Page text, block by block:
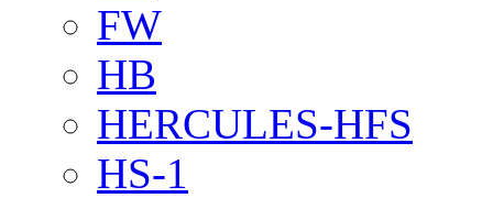
FW
HB
HERCULES-HFS
HS-1